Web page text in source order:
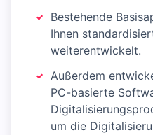
Bestehende
Ihnen
weiterentwickelt.
Außerdem
PC-basierte
um die